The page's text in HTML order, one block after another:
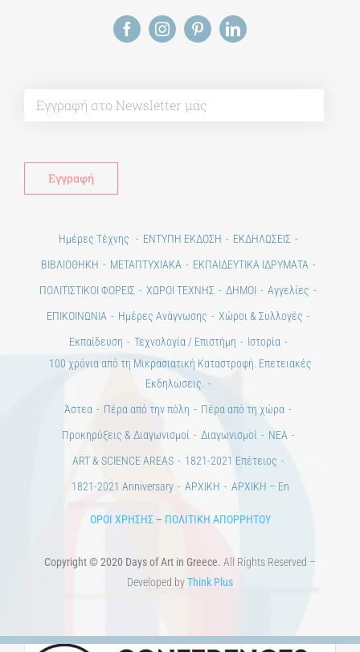
Ημέρες Τέχνης ΕΝΤΥΠΗ ΕΚΔΟΣΗ
ΕΚΔΗΛΩΣΕΙΣ
ΒΙΒΛΙΟΘΗΚΗ
ΜΕΤΑΠΤΥΧΙΑΚΑ
ΕΚΠΑΙΔΕΥΤΙΚΑ ΙΔΡΥΜΑΤΑ
ΠΟΛΙΤΙΣΤΙΚΟΙ ΦΟΡΕΙΣ
ΧΩΡΟΙ ΤΕΧΝΗΣ ΔΗΜΟΙ
Αγγελίες
ΕΠΙΚΟΙΝΩΝΙΑ
Ημέρες Ανάγνωσης
Χώροι & Συλλογές
Εκπαίδευση
Τεχνολογία / Επιστήμη
Ιστορία
100 χρόνια από τη Μικρασιατική Καταστροφή. Επετειακές
Εκδηλώσεις.
Άστεα
Πέρα από την πόλη
Πέρα από τη χώρα
Προκηρύξεις & Διαγωνισμοί
Διαγωνισμοί
ΝΕΑ
ART & SCIENCE AREAS
1821-2021 Επέτειος
1821-2021 Anniversary
ΑΡΧΙΚΗ ΑΡΧΙΚΗ – En
ΟΡΟΙ ΧΡΗΣΗΣ– ΠΟΛΙΤΙΚΗ ΑΠΟΡΡΗΤΟΥ
Copyright © 2020 Days of Art in Greece. All Rights Reserved –
Developed byThink Plus